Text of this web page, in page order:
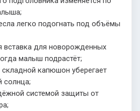
легко подогнать под объёмы
для новорожденных
малыш подрастёт;
складной капюшон уберегает
солнца;
системой защиты от